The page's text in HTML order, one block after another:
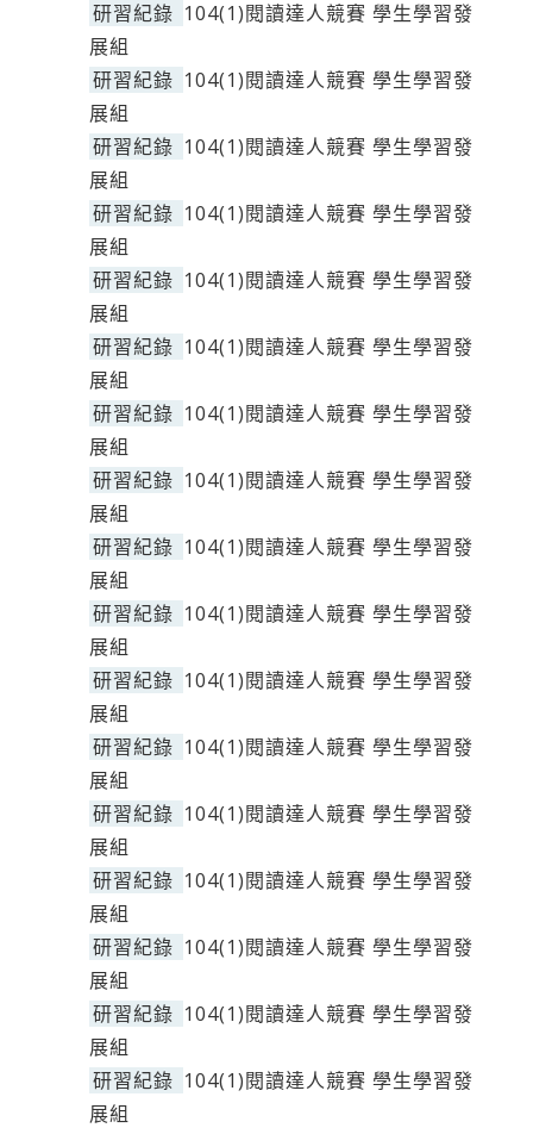
研習紀錄 104(1)閱讀達人競賽 學生學習發
展組
研習紀錄 104(1)閱讀達人競賽 學生學習發
展組
研習紀錄 104(1)閱讀達人競賽 學生學習發
展組
研習紀錄 104(1)閱讀達人競賽 學生學習發
展組
研習紀錄 104(1)閱讀達人競賽 學生學習發
展組
研習紀錄 104(1)閱讀達人競賽 學生學習發
展組
研習紀錄 104(1)閱讀達人競賽 學生學習發
展組
研習紀錄 104(1)閱讀達人競賽 學生學習發
展組
研習紀錄 104(1)閱讀達人競賽 學生學習發
展組
研習紀錄 104(1)閱讀達人競賽 學生學習發
展組
研習紀錄 104(1)閱讀達人競賽 學生學習發
展組
研習紀錄 104(1)閱讀達人競賽 學生學習發
展組
研習紀錄 104(1)閱讀達人競賽 學生學習發
展組
研習紀錄 104(1)閱讀達人競賽 學生學習發
展組
研習紀錄 104(1)閱讀達人競賽 學生學習發
展組
研習紀錄 104(1)閱讀達人競賽 學生學習發
展組
研習紀錄 104(1)閱讀達人競賽 學生學習發
展組